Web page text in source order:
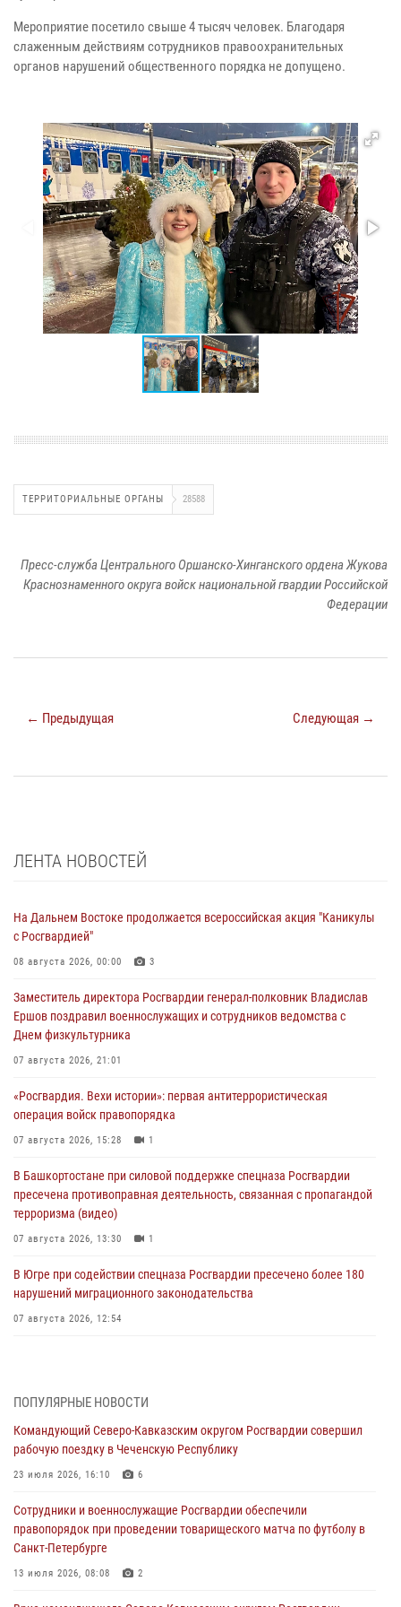
Мероприятие посетило свыше 4 тысяч человек. Благодаря
слаженным действиям сотрудников правоохранительных
органов нарушений общественного порядка не допущено.
ТЕРРИТОРИАЛЬНЫЕ ОРГАНЫ 28588
Пресс-служба Центрального Оршанско-Хинганского ордена Жукова
Краснознаменного округа войск национальной гвардии Российской
Федерации
← Предыдущая Следующая →
ЛЕНТА НОВОСТЕЙ
На Дальнем Востоке продолжается всероссийская акция "Каникулы
с Росгвардией"
08 августа 2026, 00:00 3
Заместитель директора Росгвардии генерал-полковник Владислав
Ершов поздравил военнослужащих и сотрудников ведомства с
Днем физкультурника
07 августа 2026, 21:01
«Росгвардия. Вехи истории»: первая антитеррористическая
операция войск правопорядка
07 августа 2026, 15:28 1
В Башкортостане при силовой поддержке спецназа Росгвардии
пресечена противоправная деятельность, связанная с пропагандой
терроризма (видео)
07 августа 2026, 13:30 1
В Югре при содействии спецназа Росгвардии пресечено более 180
нарушений миграционного законодательства
07 августа 2026, 12:54
Росгвардии (видео)
07 августа 2026, 12:20
выпуска «Легенды армии с Александром Маршалом»
07 августа 2026, 12:00
Представители ФСБ России по Уральскому округу Росгвардии и
ПОПУЛЯРНЫЕ НОВОСТИ
Командующий Северо-Кавказским округом Росгвардии совершил
рабочую поездку в Чеченскую Республику
23 июля 2026, 16:10 6
Сотрудники и военнослужащие Росгвардии обеспечили
правопорядок при проведении товарищеского матча по футболу в
Санкт-Петербурге
13 июля 2026, 08:08 2